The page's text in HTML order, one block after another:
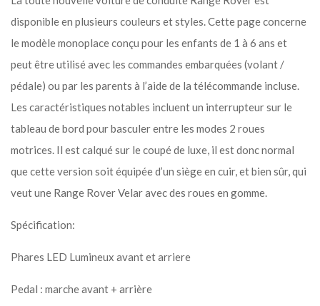
disponible en plusieurs couleurs et styles. Cette page concerne
le modèle monoplace conçu pour les enfants de 1 à 6 ans et
peut être utilisé avec les commandes embarquées (volant /
pédale) ou par les parents à l’aide de la télécommande incluse.
Les caractéristiques notables incluent un interrupteur sur le
tableau de bord pour basculer entre les modes 2 roues
motrices. Il est calqué sur le coupé de luxe, il est donc normal
que cette version soit équipée d’un siège en cuir, et bien sûr, qui
veut une Range Rover Velar avec des roues en gomme.
Spécification:
Phares LED Lumineux avant et arriere
Pedal : marche avant + arrière